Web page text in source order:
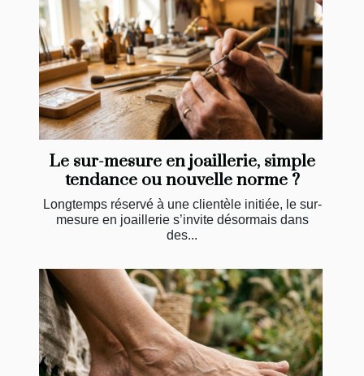
Le sur-mesure en joaillerie, simple
tendance ou nouvelle norme ?
Longtemps réservé à une clientèle initiée, le sur-
mesure en joaillerie s’invite désormais dans
des...